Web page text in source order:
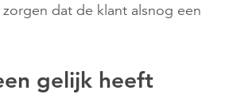
dat de klant alsnog een
gelijk heeft